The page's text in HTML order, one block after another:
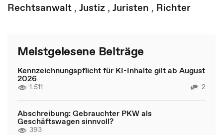
Rechtsanwalt , Justiz , Juristen , Richter
Meistgelesene Beiträge
Kennzeichnungspflicht für KI-Inhalte gilt ab August
2026
1.511 2
Abschreibung: Gebrauchter PKW als
Geschäftswagen sinnvoll?
393